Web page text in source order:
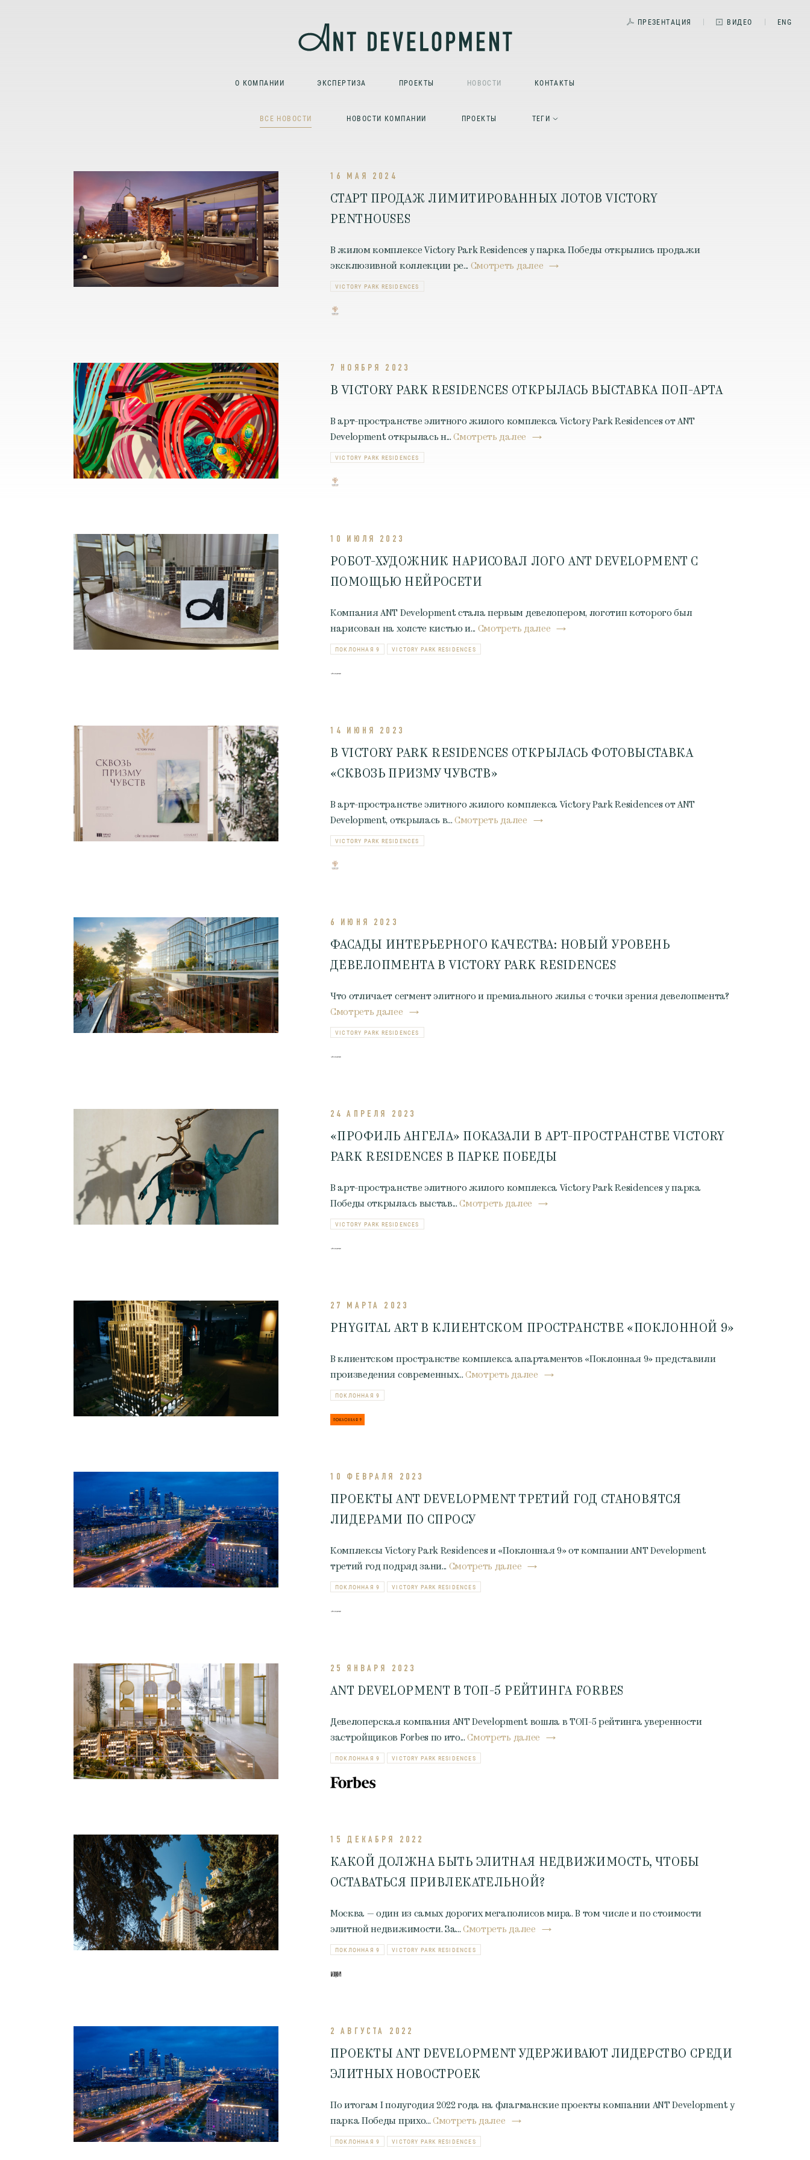
ПРЕЗЕНТАЦИЯ ВИДЕО ENG
О КОМПАНИИ ЭКСПЕРТИЗА ПРОЕКТЫ НОВОСТИ КОНТАКТЫ
ВСЕ НОВОСТИ НОВОСТИ КОМПАНИИ ПРОЕКТЫ ТЕГИ
16 МАЯ 2024
СТАРТ ПРОДАЖ ЛИМИТИРОВАННЫХ ЛОТОВ VICTORY
PENTHOUSES
В жилом комплексе Victory Park Residences у парка Победы открылись продажи
эксклюзивной коллекции ре... Смотреть далее
VICTORY PARK RESIDENCES
7 НОЯБРЯ 2023
В VICTORY PARK RESIDENCES ОТКРЫЛАСЬ ВЫСТАВКА ПОП-АРТА
В арт-пространстве элитного жилого комплекса Victory Park Residences от ANT
Development открылась н...Смотреть далее
VICTORY PARK RESIDENCES
10 ИЮЛЯ 2023
РОБОТ-ХУДОЖНИК НАРИСОВАЛ ЛОГО ANT DEVELOPMENT С
ПОМОЩЬЮ НЕЙРОСЕТИ
Компания ANT Development стала первым девелопером, логотип которого был
нарисован на холсте кистью и... Смотреть далее
ПОКЛОННАЯ 9 VICTORY PARK RESIDENCES
14 ИЮНЯ 2023
В VICTORY PARK RESIDENCES ОТКРЫЛАСЬ ФОТОВЫСТАВКА
«СКВОЗЬ ПРИЗМУ ЧУВСТВ»
В арт-пространстве элитного жилого комплекса Victory Park Residences от ANT
Development, открылась в...Смотреть далее
VICTORY PARK RESIDENCES
6 ИЮНЯ 2023
ФАСАДЫ ИНТЕРЬЕРНОГО КАЧЕСТВА: НОВЫЙ УРОВЕНЬ
ДЕВЕЛОПМЕНТА В VICTORY PARK RESIDENCES
Что отличает сегмент элитного и премиального жилья с точки зрения девелопмента?
Смотреть далее
VICTORY PARK RESIDENCES
24 АПРЕЛЯ 2023
«ПРОФИЛЬ АНГЕЛА» ПОКАЗАЛИ В АРТ-ПРОСТРАНСТВЕ VICTORY
PARK RESIDENCES В ПАРКЕ ПОБЕДЫ
В арт-пространстве элитного жилого комплекса Victory Park Residences у парка
Победы открылась выстав...Смотреть далее
VICTORY PARK RESIDENCES
27 МАРТА 2023
PHYGITAL ART В КЛИЕНТСКОМ ПРОСТРАНСТВЕ «ПОКЛОННОЙ 9»
В клиентском пространстве комплекса апартаментов «Поклонная 9» представили
произведения современных...Смотреть далее
ПОКЛОННАЯ 9
10 ФЕВРАЛЯ 2023
ПРОЕКТЫ ANT DEVELOPMENT ТРЕТИЙ ГОД СТАНОВЯТСЯ
ЛИДЕРАМИ ПО СПРОСУ
Комплексы Victory Park Residences и «Поклонная 9» от компании ANT Development
третий год подряд зани... Смотреть далее
ПОКЛОННАЯ 9 VICTORY PARK RESIDENCES
25 ЯНВАРЯ 2023
ANT DEVELOPMENT В ТОП-5 РЕЙТИНГА FORBES
Девелоперская компания ANT Development вошла в ТОП-5 рейтинга уверенности
застройщиков Forbes по ито...Смотреть далее
ПОКЛОННАЯ 9 VICTORY PARK RESIDENCES
15 ДЕКАБРЯ 2022
КАКОЙ ДОЛЖНА БЫТЬ ЭЛИТНАЯ НЕДВИЖИМОСТЬ, ЧТОБЫ
ОСТАВАТЬСЯ ПРИВЛЕКАТЕЛЬНОЙ?
Москва — один из самых дорогих мегаполисов мира. В том числе и по стоимости
элитной недвижимости. За...Смотреть далее
ПОКЛОННАЯ 9 VICTORY PARK RESIDENCES
2 АВГУСТА 2022
ПРОЕКТЫ ANT DEVELOPMENT УДЕРЖИВАЮТ ЛИДЕРСТВО СРЕДИ
ЭЛИТНЫХ НОВОСТРОЕК
По итогам I полугодия 2022 года на флагманские проекты компании ANT Development у
парка Победы прихо... Смотреть далее
ПОКЛОННАЯ 9 VICTORY PARK RESIDENCES